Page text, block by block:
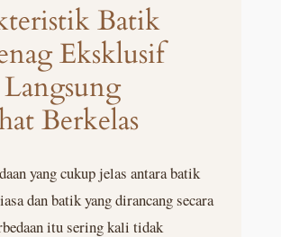
Batik
Eksklusif
Berkelas
yang cukup jelas antara batik
dan batik yang dirancang secara
itu sering kali tidak